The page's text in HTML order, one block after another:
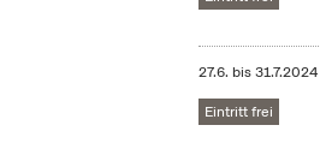
27.6. bis31.7.2024
Eintritt frei